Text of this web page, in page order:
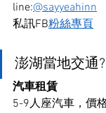
line:@sayyeahinn
私訊FB粉絲專頁
澎湖當地交通?
汽車租賃
5-9人座汽車，價